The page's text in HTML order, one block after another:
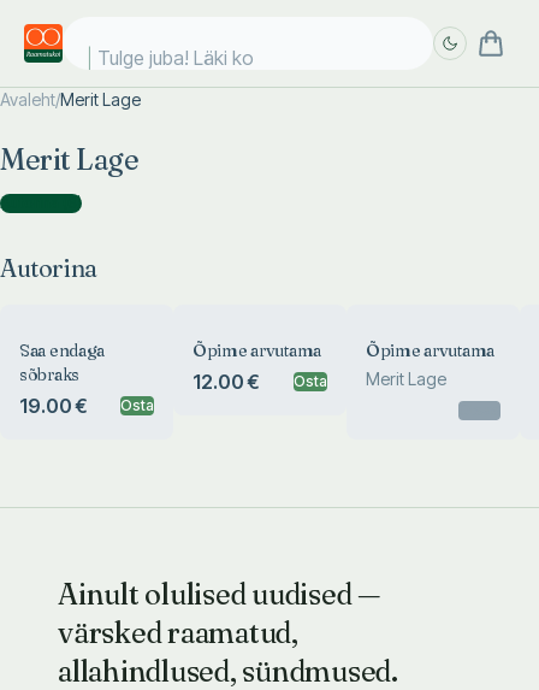
Tulge juba! Läki koo
Avaleht/Merit Lage
Merit Lage
Autorina )
Autorina
Saa endaga
sõbraks
19.00 € Osta
Õpime arvutama
12.00 € Osta
Õpime arvutama
Merit Lage
Ainult olulised uudised —
värsked raamatud,
allahindlused, sündmused.